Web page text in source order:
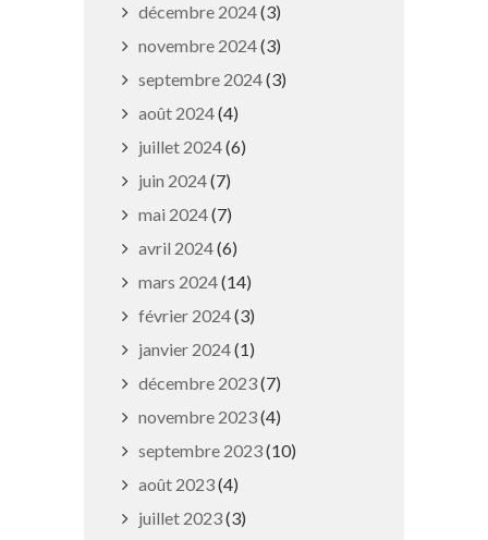
décembre 2024(3)
novembre 2024(3)
septembre 2024(3)
août 2024(4)
juillet 2024(6)
juin 2024(7)
mai 2024(7)
avril 2024(6)
mars 2024(14)
février 2024(3)
janvier 2024(1)
décembre 2023(7)
novembre 2023(4)
septembre 2023(10)
août 2023(4)
juillet 2023(3)
Maintien de l’alerte sécheresse
renforcée